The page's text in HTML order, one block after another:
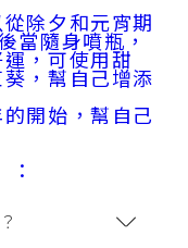
除夕和元宵期
當隨身噴瓶，
，可使用甜
，幫自己增添
開始，幫自己